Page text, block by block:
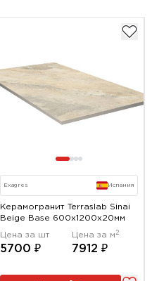
Exagres Испания
Керамогранит Terraslab Sinai
Beige Base 600x1200х20мм
Цена за шт
5700 ₽
Цена за м 2
7912 ₽